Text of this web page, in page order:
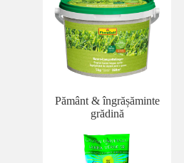
Pământ & îngrășăminte
grădină